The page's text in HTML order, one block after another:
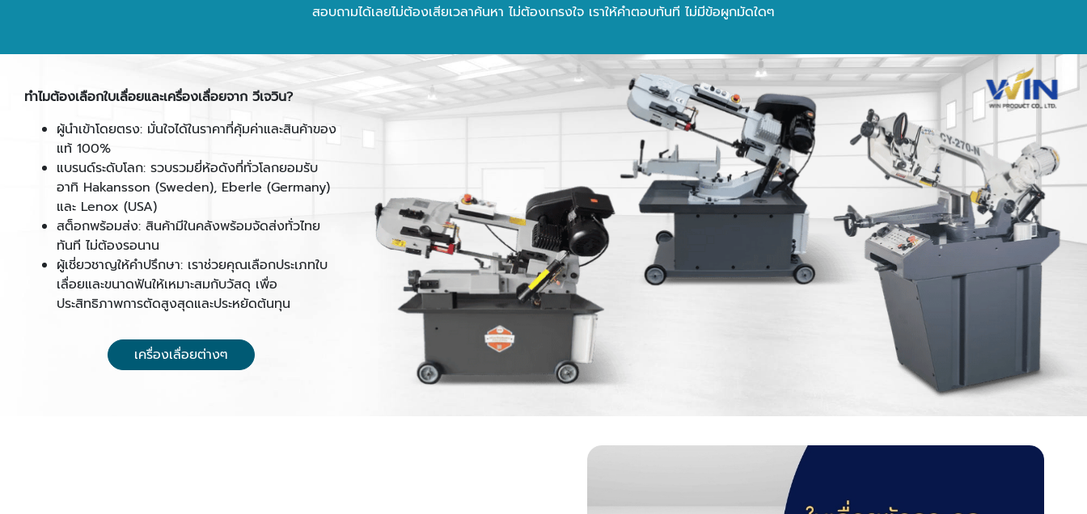
สอบถามได้เลยไม่ต้องเสียเวลาค้นหา ไม่ต้องเกรงใจ เราให้คำตอบทันที ไม่มีข้อผูกมัดใดๆ
ทำไมต้องเลือกใบเลื่อยและเครื่องเลื่อยจาก วีเจวิน?
ผู้นำเข้าโดยตรง: มั่นใจได้ในราคาที่คุ้มค่าและสินค้าของ
แท้ 100%
แบรนด์ระดับโลก: รวบรวมยี่ห้อดังที่ทั่วโลกยอมรับ
อาทิ Hakansson (Sweden), Eberle (Germany)
และ Lenox (USA)
สต็อกพร้อมส่ง: สินค้ามีในคลังพร้อมจัดส่งทั่วไทย
ทันที ไม่ต้องรอนาน
ผู้เชี่ยวชาญให้คำปรึกษา: เราช่วยคุณเลือกประเภทใบ
เลื่อยและขนาดฟันให้เหมาะสมกับวัสดุ เพื่อ
ประสิทธิภาพการตัดสูงสุดและประหยัดต้นทุน
เครื่องเลื่อยต่างๆ